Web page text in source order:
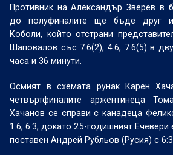
Противник на Александър Зверев в
до полуфиналите ще бъде друг
Коболи, който отстрани
Шаповалов със 7:6(2), 4:6, 7:6(5) в
часа и 36 минути.
Осмият в схемата рунак Карен
четвъртфиналите аржентинеца
Хачанов се справи с канадеца
1:6, 6:3, докато 25-годишният Ечевери
поставен Андрей Рубльов (Русия) с